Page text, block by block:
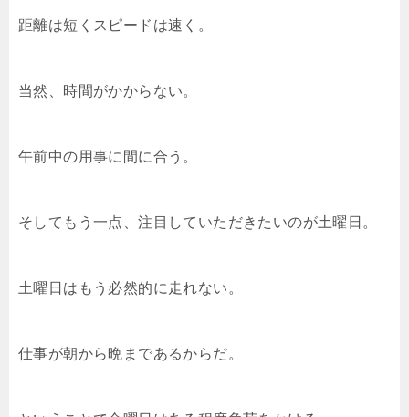
距離は短くスピードは速く。
当然、時間がかからない。
午前中の用事に間に合う。
そしてもう一点、注目していただきたいのが土曜日。
土曜日はもう必然的に走れない。
仕事が朝から晩まであるからだ。